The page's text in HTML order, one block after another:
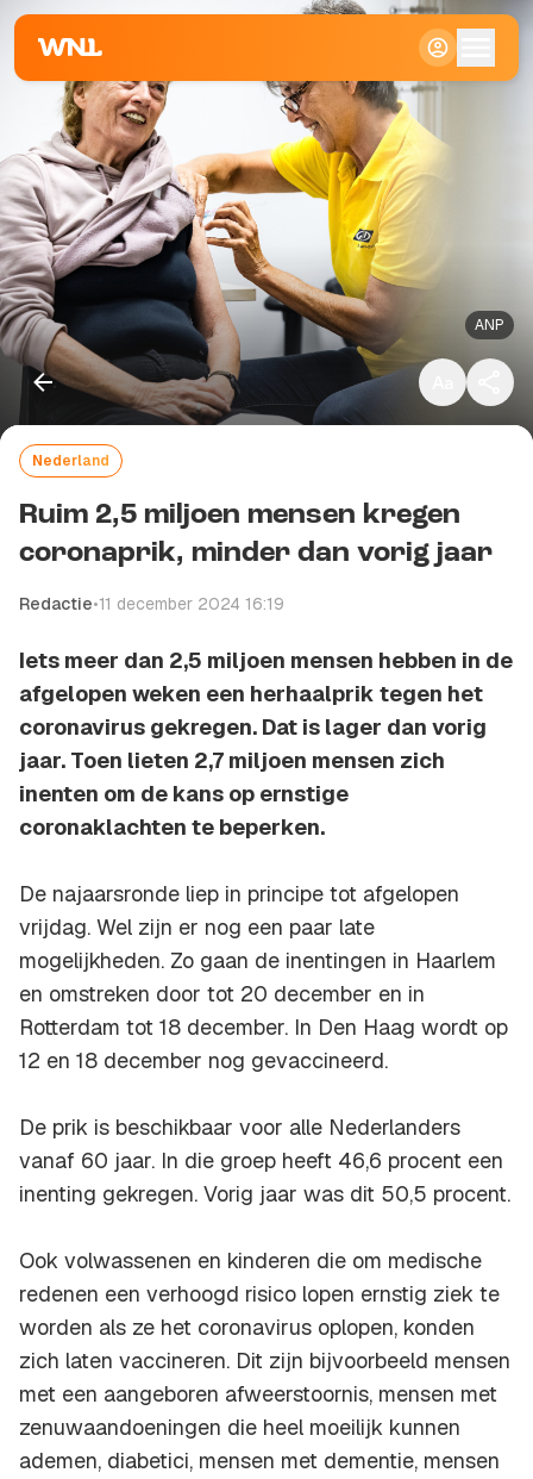
ANP
Klein
Standaard
Groot
Nederland
Ruim 2,5 miljoen mensen kregen
coronaprik, minder dan vorig jaar
Redactie•11 december 2024 16:19
Iets meer dan 2,5 miljoen mensen hebben in de
afgelopen weken een herhaalprik tegen het
coronavirus gekregen. Dat is lager dan vorig
jaar. Toen lieten 2,7 miljoen mensen zich
inenten om de kans op ernstige
coronaklachten te beperken.
De najaarsronde liep in principe tot afgelopen
vrijdag. Wel zijn er nog een paar late
mogelijkheden. Zo gaan de inentingen in Haarlem
en omstreken door tot 20 december en in
Rotterdam tot 18 december. In Den Haag wordt op
12 en 18 december nog gevaccineerd.
De prik is beschikbaar voor alle Nederlanders
vanaf 60 jaar. In die groep heeft 46,6 procent een
inenting gekregen. Vorig jaar was dit 50,5 procent.
Ook volwassenen en kinderen die om medische
redenen een verhoogd risico lopen ernstig ziek te
worden als ze het coronavirus oplopen, konden
zich laten vaccineren. Dit zijn bijvoorbeeld mensen
met een aangeboren afweerstoornis, mensen met
zenuwaandoeningen die heel moeilijk kunnen
ademen, diabetici, mensen met dementie, mensen